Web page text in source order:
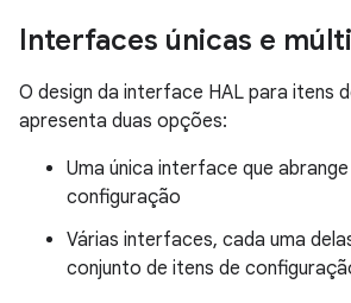
Interfaces únicas e
O design da interface HAL para itens
apresenta duas opções:
Uma única interface que
configuração
Várias interfaces, cada uma
conjunto de itens de